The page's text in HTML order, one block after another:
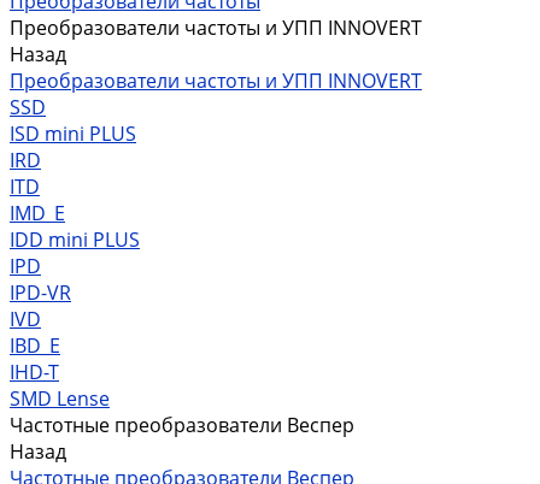
Преобразователи частоты и УПП INNOVERT
Назад
Преобразователи частоты и УПП INNOVERT
SSD
ISD mini PLUS
IRD
ITD
IMD_E
IDD mini PLUS
IPD
IРD-VR
IVD
IBD_E
IHD-T
SMD Lense
Частотные преобразователи Веспер
Назад
Частотные преобразователи Веспер